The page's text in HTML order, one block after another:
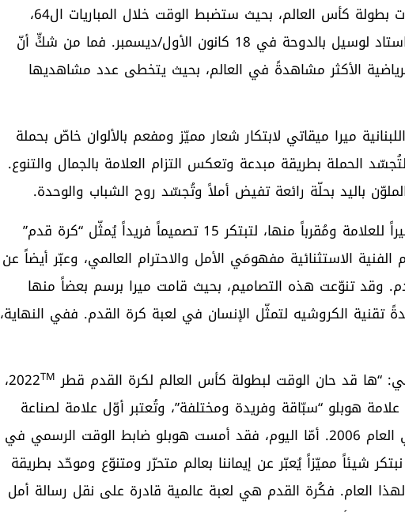
ستكون هوبلو ضابط الوقت الرسمي في مباريات بطولة كأس العالم، بحيث ستضبط الوقت خلال المباريات ال64،
وصولاً إلى المباراة النهائية التي ستُقام في استاد لوسيل بالدوحة في 18 كانون الأول/ديسمبر. فما من شكٍّ أنّ
الأكثر مشاهدةً في العالم، بحيث يتخطى عدد مشاهديها
ميرا ميقاتي لابتكار شعار مميّز ومفعم بالألوان خاصّ بحملة
الحملة بطريقة مبدعة وتعكس التزام العلامة بالجمال والتنوع.
باليد بحلّة رائعة تفيض أملاً وتُجسّد روح الشباب والوحدة.
بالإضافة إلى ذلك، جمعت هوبلو ميرا ب15 سفيراً للعلامة ومُقرباً منها، لتبتكر 15 تصميماً فريداً يُمثّل “كرة قدم”
الاستثنائية مفهومَي الأمل والاحترام العالمي، وعبّر أيضاً عن
تنوّعت هذه التصاميم، بحيث قامت ميرا برسم بعضاً منها
تقنية الكروشيه لتمثّل الإنسان في لعبة كرة القدم. ففي النهاية،
“ها قد حان الوقت لبطولة كأس العالم لكرة القدم قطر 2022 TM
،
هوبلو “سبّاقة وفريدة ومختلفة”، وتُعتبر أوّل علامة لصناعة
الساعات الراقية دخلت إلى عالم كرة القدم في العام 2006. أمّا اليوم، فقد أمست هوبلو ضابط الوقت الرسمي في
شيئاً مميّزاً يُعبّر عن إيماننا بعالم متحرّر ومتنوّع وموحّد بطريقة
العام. فكُرة القدم هي لعبة عالمية قادرة على نقل رسالة أمل